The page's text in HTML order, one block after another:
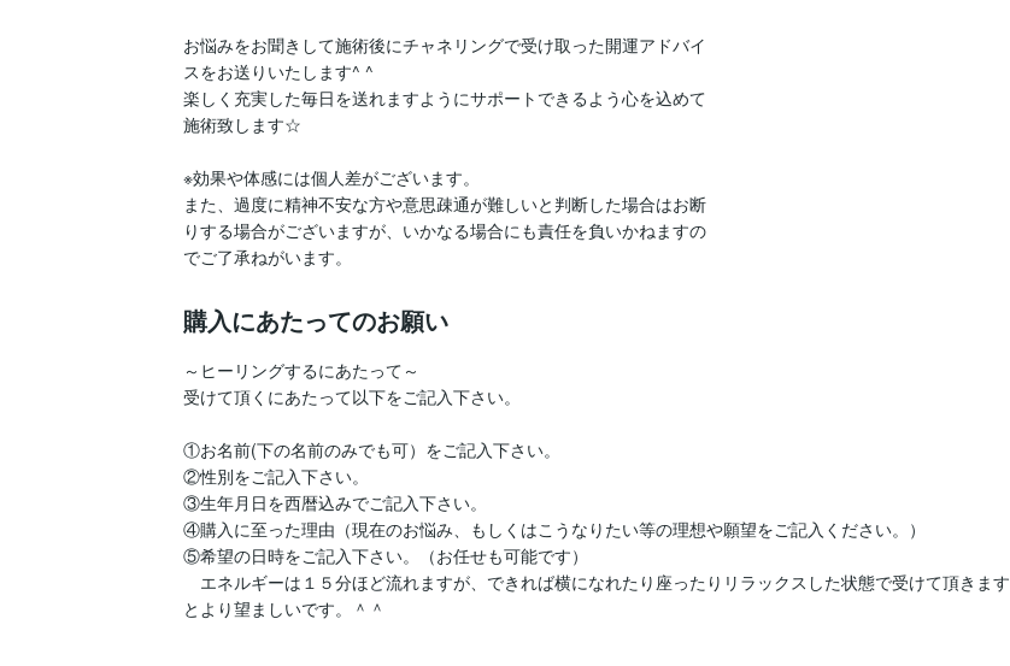
お悩みをお聞きして施術後にチャネリングで受け取った開運アドバイ
スをお送りいたします^ ^
楽しく充実した毎日を送れますようにサポートできるよう心を込めて
施術致します☆
※効果や体感には個人差がございます。
また、過度に精神不安な方や意思疎通が難しいと判断した場合はお断
りする場合がございますが、いかなる場合にも責任を負いかねますの
購入にあたってのお願い
～ヒーリングするにあたって～
受けて頂くにあたって以下をご記入下さい。
①お名前(下の名前のみでも可）をご記入下さい。
②性別をご記入下さい。
③生年月日を西暦込みでご記入下さい。
④購入に至った理由（現在のお悩み、もしくはこうなりたい等の理想や願望をご記入ください。）
⑤希望の日時をご記入下さい。（お任せも可能です）
エネルギーは１５分ほど流れますが、できれば横になれたり座ったりリラックスした状態で受けて頂きます
とより望ましいです。＾＾